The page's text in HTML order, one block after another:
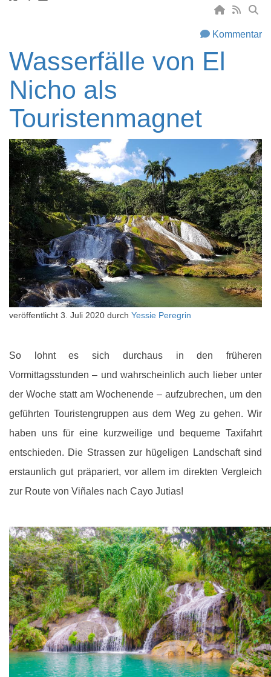
Kommentar
Wasserfälle von El
Nicho als
Touristenmagnet
veröffentlicht 3. Juli 2020 durch Yessie Peregrin
So lohnt es sich durchaus in den früheren
Vormittagsstunden – und wahrscheinlich auch lieber unter
der Woche statt am Wochenende – aufzubrechen, um den
geführten Touristengruppen aus dem Weg zu gehen. Wir
haben uns für eine kurzweilige und bequeme Taxifahrt
entschieden. Die Strassen zur hügeligen Landschaft sind
erstaunlich gut präpariert, vor allem im direkten Vergleich
zur Route von Viñales nach Cayo Jutias!